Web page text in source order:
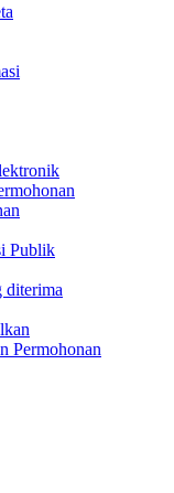
Publik
diterima
Permohonan